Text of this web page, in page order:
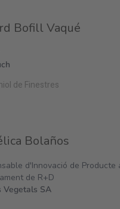
Bofill Vaqué
de Finestres
Bolaños
d'Innovació de Producte
de R+D
Vegetals SA